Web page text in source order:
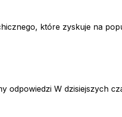
które zyskuje na
W dzisiejszych